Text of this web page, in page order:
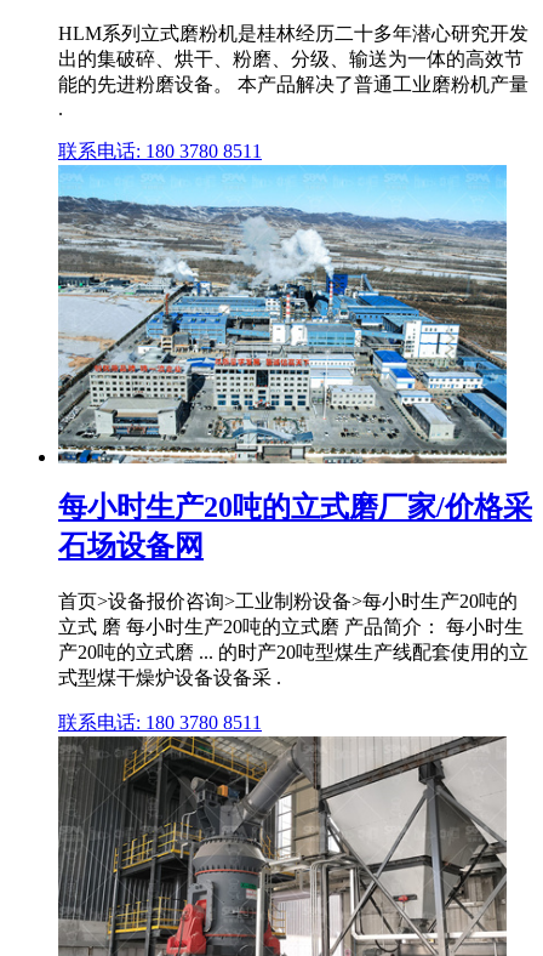
HLM系列立式磨粉机是桂林经历二十多年潜心研究开发
出的集破碎、烘干、粉磨、分级、输送为一体的高效节
能的先进粉磨设备。 本产品解决了普通工业磨粉机产量
.
联系电话: 180 3780 8511
每小时生产20吨的立式磨厂家/价格采
石场设备网
首页>设备报价咨询>工业制粉设备>每小时生产20吨的
立式 磨 每小时生产20吨的立式磨 产品简介： 每小时生
产20吨的立式磨 ... 的时产20吨型煤生产线配套使用的立
式型煤干燥炉设备设备采 .
联系电话: 180 3780 8511